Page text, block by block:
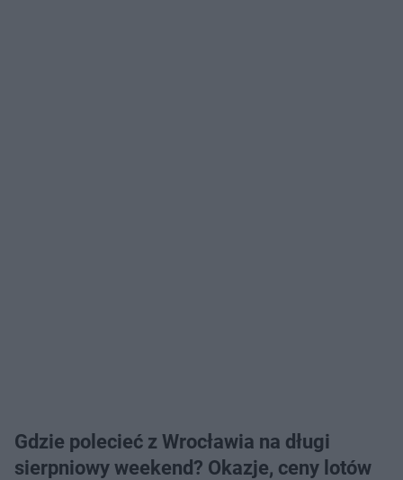
Gdzie polecieć z Wrocławia na długi
sierpniowy weekend? Okazje, ceny lotów